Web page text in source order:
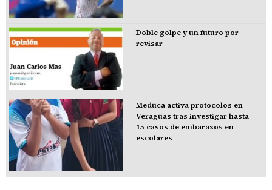
Doble golpe y un futuro por
revisar
Meduca activa protocolos en
Veraguas tras investigar hasta
15 casos de embarazos en
escolares